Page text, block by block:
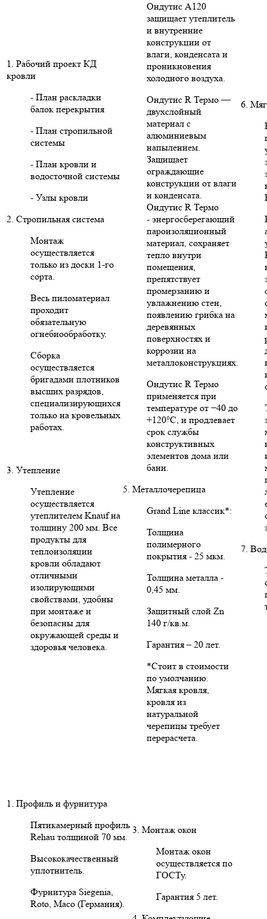
1. Рабочий проект КД
кровли
- План раскладки
балок перекрытия
- План стропильной
системы
- План кровли и
водосточной системы
- Узлы кровли
2. Стропильная система
Монтаж
осуществляется
только из доски 1-го
сорта.
Весь пиломатериал
проходит
обязательную
огнебиообработку.
Сборка
осуществляется
бригадами плотников
высших разрядов,
специализирующихся
только на кровельных
работах.
3. Утепление
Утепление
осуществляется
утеплителем Knauf на
толщину 200 мм. Все
продукты для
теплоизоляции
кровли обладают
отличными
изолирующими
свойствами, удобны
при монтаже и
безопасны для
окружающей среды и
здоровья человека.
Ондутис А120
защищает утеплитель
и внутренние
конструкции от
влаги, конденсата и
проникновения
холодного воздуха.
Ондутис R Термо —
двухслойный
материал с
алюминиевым
напылением.
Защищает
ограждающие
конструкции от влаги
и конденсата.
Ондутис R Термо
- энергосберегающий
пароизоляционный
материал, сохраняет
тепло внутри
помещения,
препятствует
промерзанию и
увлажнению стен,
появлению грибка на
деревянных
поверхностях и
коррозии на
металлоконструкциях.
Ондутис R Термо
применяется при
температуре от −40 до
+120°C, и продлевает
срок службы
конструктивных
элементов дома или
бани.
5. Металлочерепица
Grand Line классик*:
Толщина
полимерного
покрытия - 25 мкм.
Толщина металла -
0,45 мм.
Защитный слой Zn
140 г/кв.м.
Гарантия – 20 лет.
*Стоит в стоимости
по умолчанию.
Мягкая кровля,
кровля из
натуральной
черепицы требует
перерасчета.
6.
7.
1. Профиль и фурнитура
Пятикамерный профиль
Rehau толщиной 70 мм.
Высококачественный
уплотнитель.
Фурнитура Siegenia,
Roto, Maco (Германия).
3. Монтаж окон
Монтаж окон
осуществляется по
ГОСТу.
Гарантия 5 лет.